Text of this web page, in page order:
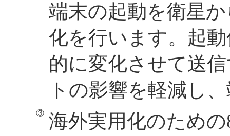
端末の起動を衛星
化を行います。起
的に変化させて送
トの影響を軽減し
海外実用化のため